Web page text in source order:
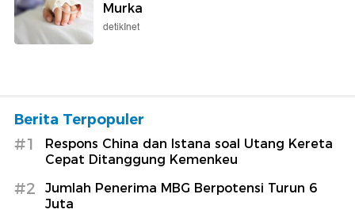
Murka
detikInet
Berita Terpopuler
#1
Respons China dan Istana soal Utang Kereta
Cepat Ditanggung Kemenkeu
#2
Jumlah Penerima MBG Berpotensi Turun 6
Juta